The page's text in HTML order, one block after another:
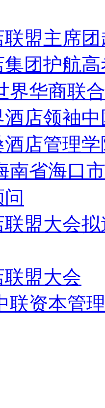
盟主席
团护航
界华商联
酒店领袖
店管理学
南省海口
盟大会
盟大会
联资本管